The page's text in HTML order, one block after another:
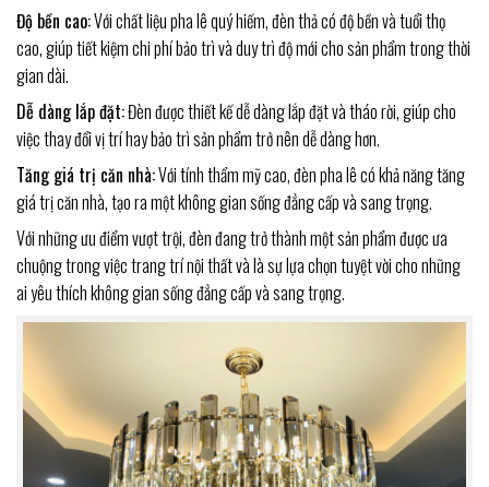
Độ bền cao:Với chất liệu pha lê quý hiếm, đèn thả có độ bền và tuổi thọ
cao, giúp tiết kiệm chi phí bảo trì và duy trì độ mới cho sản phẩm trong thời
gian dài.
Dễ dàng lắp đặt:Đèn được thiết kế dễ dàng lắp đặt và tháo rời, giúp cho
việc thay đổi vị trí hay bảo trì sản phẩm trở nên dễ dàng hơn.
Tăng giá trị căn nhà:Với tính thẩm mỹ cao, đèn pha lê có khả năng tăng
giá trị căn nhà, tạo ra một không gian sống đẳng cấp và sang trọng.
Với những ưu điểm vượt trội, đèn đang trở thành một sản phẩm được ưa
chuộng trong việc trang trí nội thất và là sự lựa chọn tuyệt vời cho những
ai yêu thích không gian sống đẳng cấp và sang trọng.